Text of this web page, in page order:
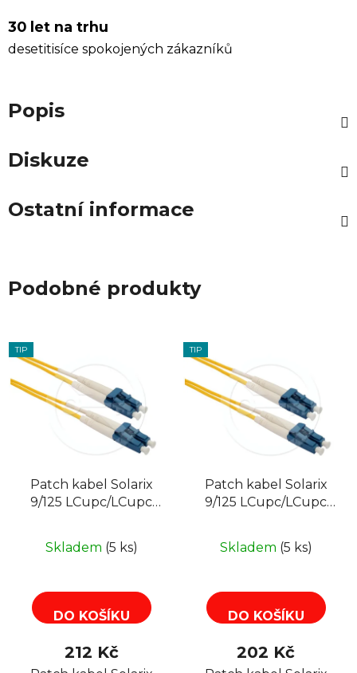
30 let na trhu
desetitisíce spokojených zákazníků
Popis
Diskuze
Ostatní informace
Podobné produkty
TIP
Patch kabel Solarix
9/125 LCupc/LCupc
Skladem (5 ks)
DO KOŠÍKU
212 Kč
TIP
Patch kabel Solarix
9/125 LCupc/LCupc
Skladem (5 ks)
DO KOŠÍKU
202 Kč